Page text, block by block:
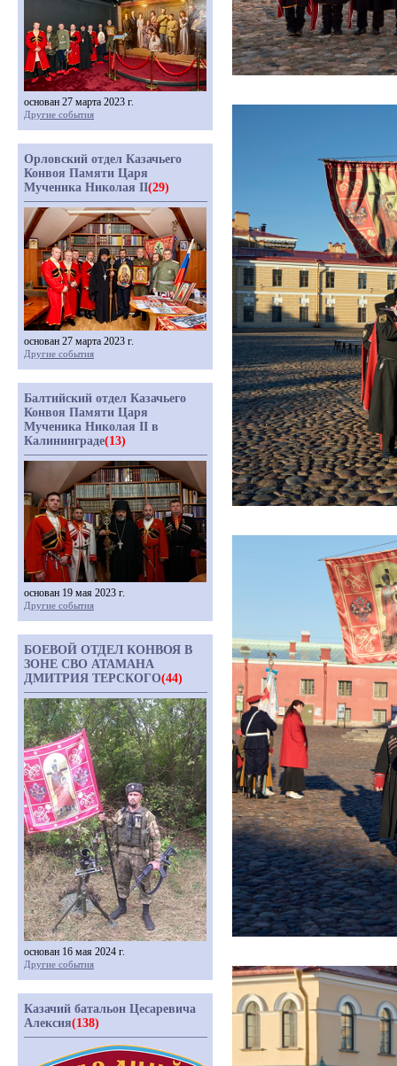
основан 27 марта 2023 г.
Другие события
Орловский отдел Казачьего
Конвоя Памяти Царя
Мученика Николая II(29)
основан 27 марта 2023 г.
Другие события
Балтийский отдел Казачьего
Конвоя Памяти Царя
Мученика Николая II в
Калининграде(13)
основан 19 мая 2023 г.
Другие события
БОЕВОЙ ОТДЕЛ КОНВОЯ В
ЗОНЕ СВО АТАМАНА
ДМИТРИЯ ТЕРСКОГО(44)
основан 16 мая 2024 г.
Другие события
Казачий батальон Цесаревича
Алексия(138)